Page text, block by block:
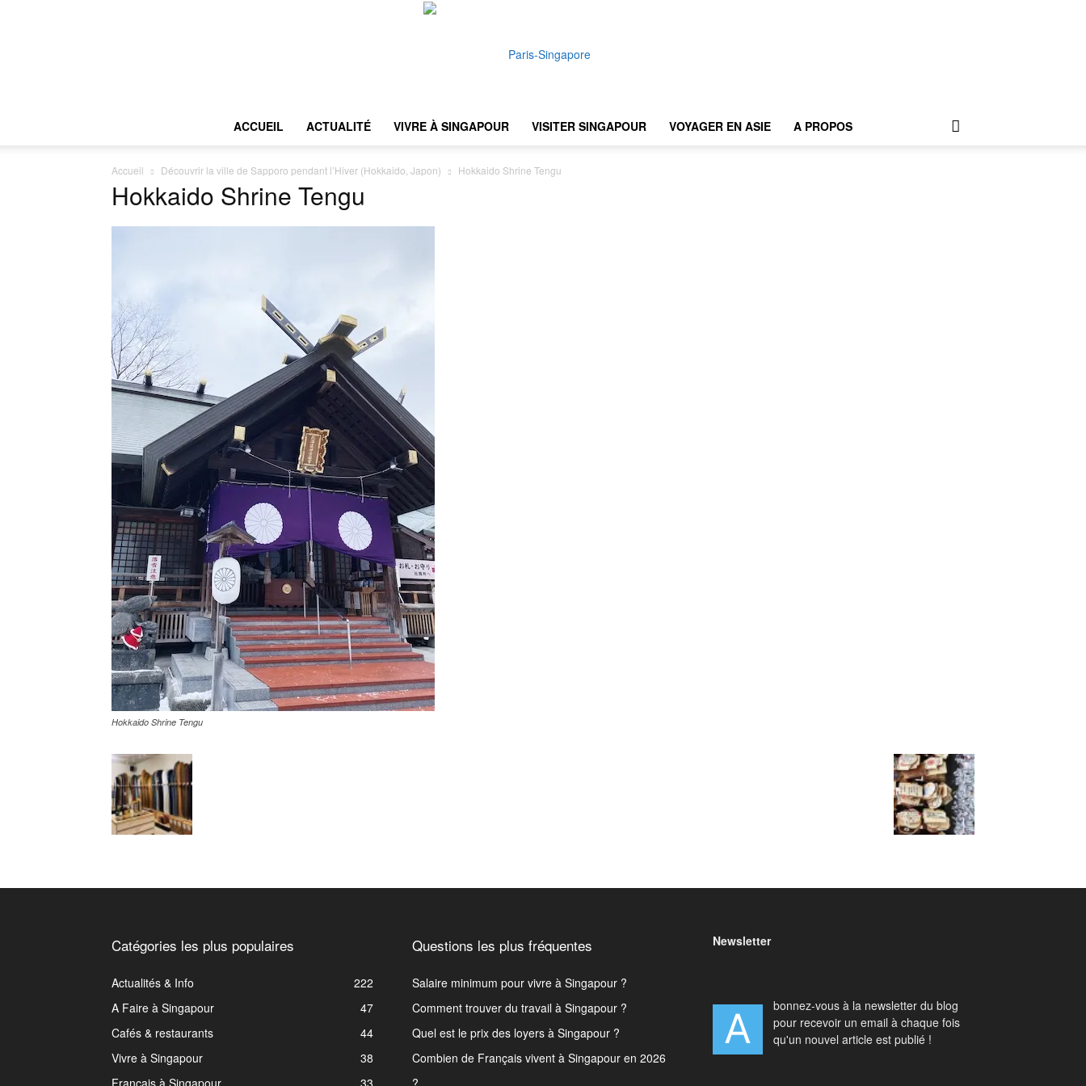
ACCUEIL ACTUALITÉ VIVRE À SINGAPOUR VISITER SINGAPOUR VOYAGER EN ASIE A PROPOS
Accueil Découvrir la ville de Sapporo pendant l’Hiver (Hokkaido, Japon) Hokkaido Shrine Tengu
Hokkaido Shrine Tengu
Hokkaido Shrine Tengu
Catégories les plus populaires
Actualités & Info
222
A Faire à Singapour
47
Cafés & restaurants
44
Vivre à Singapour
38
Questions les plus fréquentes
Salaire minimum pour vivre à Singapour ?
Comment trouver du travail à Singapour ?
Quel est le prix des loyers à Singapour ?
Combien de Français vivent à Singapour en 2026
Newsletter
A
bonnez-vous à la newsletter du blog
pour recevoir un email à chaque fois
qu'un nouvel article est publié !